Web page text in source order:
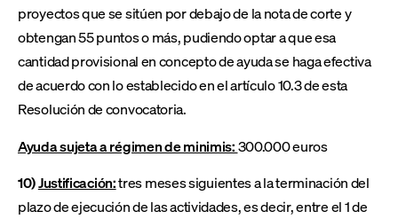
proyectos que se sitúen por debajo de la nota de corte y
obtengan 55 puntos o más, pudiendo optar a que esa
cantidad provisional en concepto de ayuda se haga efectiva
de acuerdo con lo establecido en el artículo 10.3 de esta
Resolución de convocatoria.
Ayuda sujeta a régimen de minimis:300.000 euros
10)Justificación:tres meses siguientes a la terminación del
plazo de ejecución de las actividades, es decir, entre el 1 de